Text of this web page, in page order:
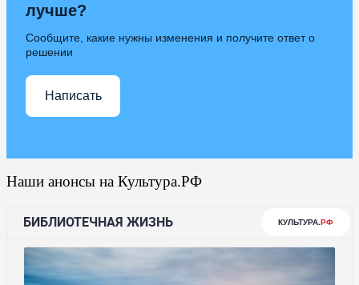
лучше?
Сообщите, какие нужны изменения и получите ответ о
решении
Написать
Наши анонсы на Культура.РФ